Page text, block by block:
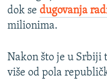
dok se dugovanja
milionima.
Nakon što je u Srbiji
više od pola